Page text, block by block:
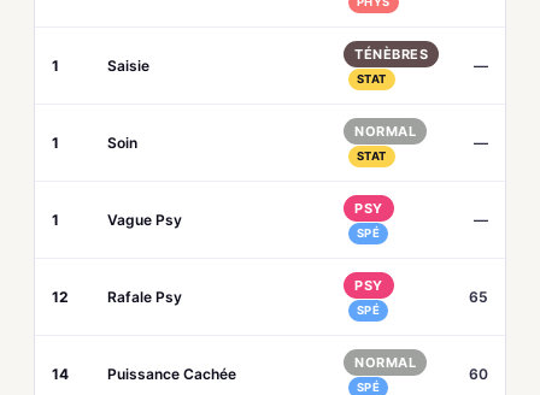
1 Saisie
TÉNÈBRES
STAT
—
1 Soin
NORMAL
STAT
—
1 Vague Psy
PSY
SPÉ
—
12 Rafale Psy
PSY
SPÉ
65
14 Puissance Cachée
NORMAL
SPÉ
60